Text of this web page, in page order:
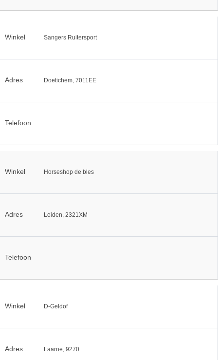
Winkel Sangers Ruitersport
Adres Doetichem, 7011EE
Telefoon
Winkel Horseshop de bles
Adres Leiden, 2321XM
Telefoon
Winkel D-Geldof
Adres Laarne, 9270